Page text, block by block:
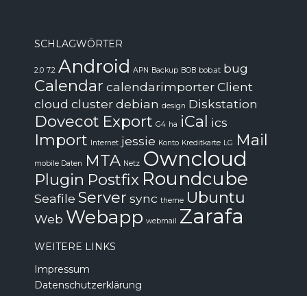
SCHLAGWÖRTER
2.0 7.2 Android APN Backup BOB bob.at bug
Calendar calendarimporterClient
cloud clusterdebian design Diskstation
Dovecot Export G4 ha iCal ics
Import Internet jessie Konto Kreditkarte LG Mail
mobile Daten MTA Netz Owncloud
Plugin Postfix Roundcube
Seafile Server sync theme Ubuntu
Web Webapp webmail Zarafa
WEITERE LINKS
Impressum
Datenschutzerklärung